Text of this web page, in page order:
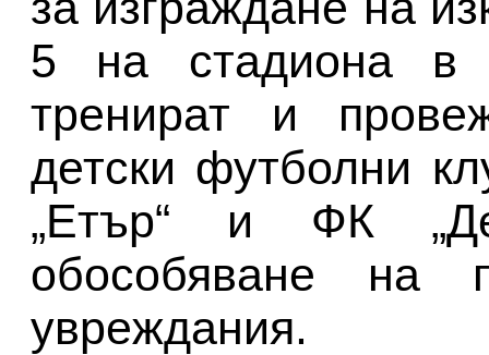
5 на стадиона в
тренират и
детски футболни
„Етър“ и ФК
обособяване
увреждания.